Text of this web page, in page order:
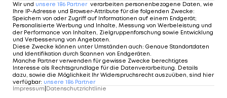
Wir und unsere 186 Partner verarbeiten personenbezogene Daten, wie
Ihre IP-Adresse und Browser-Attribute für die folgenden Zwecke:
Speichern von oder Zugriff auf Informationen auf einem Endgerät;
Personalisierte Werbung und Inhalte, Messung von Werbeleistung und
der Performance von Inhalten, Zielgruppenforschung sowie Entwicklung
und Verbesserung von Angeboten.
Diese Zwecke können unter Umständen auch: Genaue Standortdaten
und Identifikation durch Scannen von Endgeräten.
Manche Partner verwenden für gewisse Zwecke berechtigtes
Interesse als Rechtsgrundlage für die Datenverarbeitung. Details
dazu, sowie die Möglichkeit Ihr Widerspruchsrecht auszuüben, sind hier
verfügbar: unsere 186 Partner
Impressum Datenschutzrichtlinie